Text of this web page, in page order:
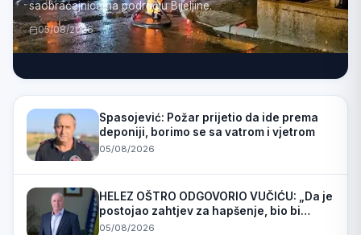
saobraćajnica na području Bijeljine.
05/08/2026
Spasojević: Požar prijetio da ide prema
deponiji, borimo se sa vatrom i vjetrom
05/08/2026
HELEZ OŠTRO ODGOVORIO VUČIĆU: „Da je
postojao zahtjev za hapšenje, bio bi
uhapšen“
05/08/2026